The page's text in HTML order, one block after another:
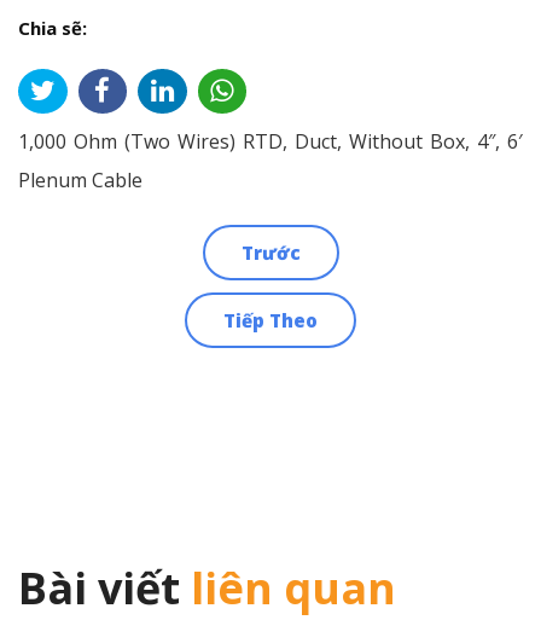
Chia sẽ:
1,000 Ohm (Two Wires) RTD, Duct, Without Box, 4″, 6′
Plenum Cable
Trước
Tiếp Theo
Bài viết liên quan